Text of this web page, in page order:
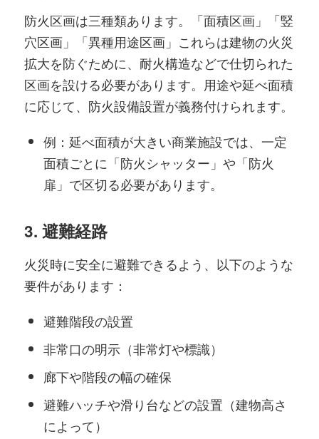
防火区画は三種類あります。「面積区画」「竪
穴区画」「異種用途区画」これらは建物の火災
拡大を防ぐために、耐火構造などで仕切られた
区画を設ける必要があります。用途や延べ面積
に応じて、防火設備設置が義務付けられます。
例：延べ面積が大きい商業施設では、一定
面積ごとに「防火シャッター」や「防火
扉」で区切る必要があります。
3. 避難経路
火災時に安全に避難できるよう、以下のような
要件があります：
避難階段の設置
非常口の明示（非常灯や標識）
廊下や階段の幅の確保
避難ハッチや滑り台などの設置（建物高さ
によって）